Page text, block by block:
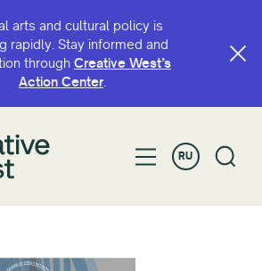
arts and cultural policy is
rapidly. Stay informed and
through Creative West’s
Action Center.
RU